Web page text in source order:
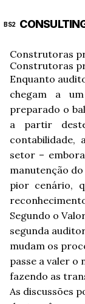
BS2
Construtoras
Construtoras
Enquanto
chegam a
preparado o
a partir
contabilidade,
setor –
manutenção
pior cenário,
Segundo o
segunda
mudam os
passe a valer o
fazendo as
As discussões